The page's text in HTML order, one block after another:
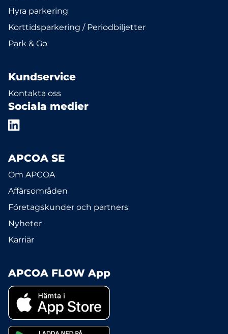
Hyra parkering
Korttidsparkering / Periodbiljetter
Park & Go
Kundservice
Kontakta oss
Sociala medier
APCOA SE
Om APCOA
Affärsområden
Företagskunder och partners
Nyheter
Karriär
APCOA FLOW App